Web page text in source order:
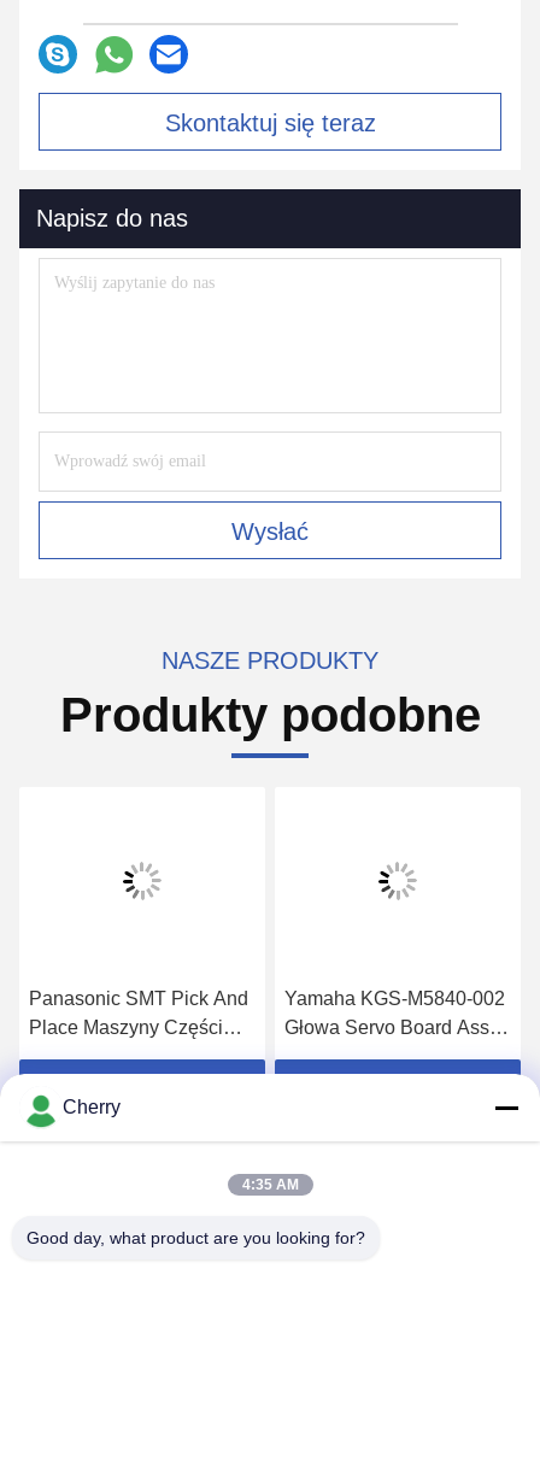
Skontaktuj się teraz
Napisz do nas
Wysłać
NASZE PRODUKTY
Produkty podobne
Panasonic SMT Pick And
Place Maszyny Części
Motor N510056785AA
Yamaha KGS-M5840-002
Głowa Servo Board Assy
Używany do YG100
Cherry
4:35 AM
Good day, what product are you looking for?